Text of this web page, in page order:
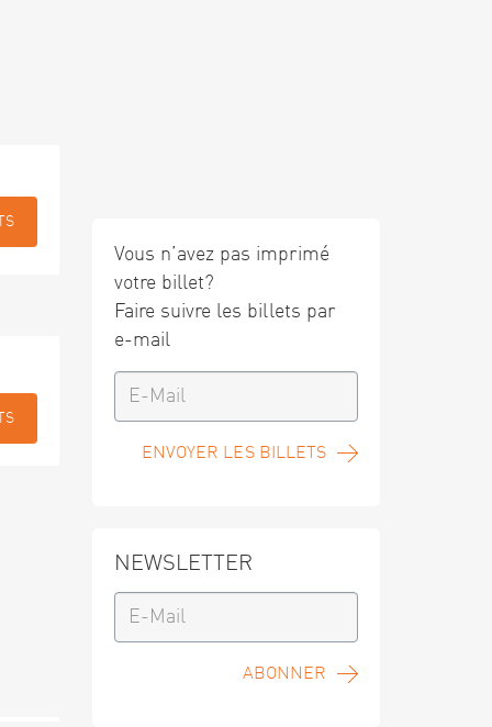
Vous n’avez pas imprimé
votre billet?
Faire suivre les billets par
e-mail
ENVOYER LES BILLETS
NEWSLETTER
ABONNER